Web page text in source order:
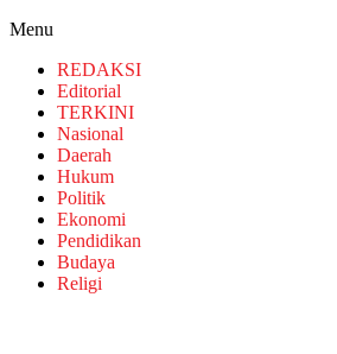
Menu
REDAKSI
Editorial
TERKINI
Nasional
Daerah
Hukum
Politik
Ekonomi
Pendidikan
Budaya
Religi